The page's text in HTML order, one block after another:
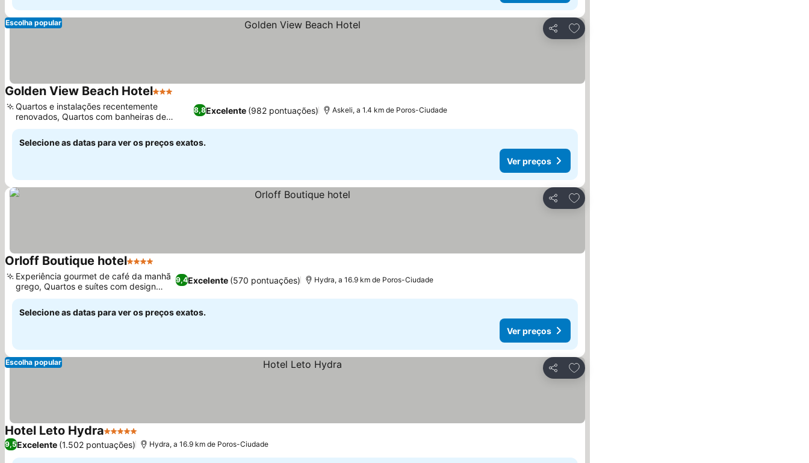
Partilhar
Adicionar aos favoritos
Escolha popular
Golden View Beach Hotel3 Estrelas
8,8Excelente (982 pontuações)
Quartos e instalações recentemente
renovados, Quartos com banheiras de
hidromassagem privativas
Askeli, a 1.4 km de Poros-Ciudade
Selecione as datas para ver os preços exatos.
Ver preços
Partilhar
Adicionar aos favoritos
Orloff Boutique hotel4 Estrelas
9,4Excelente (570 pontuações)
Experiência gourmet de café da manhã
grego, Quartos e suítes com design
individual
Hydra, a 16.9 km de Poros-Ciudade
Selecione as datas para ver os preços exatos.
Ver preços
Partilhar
Adicionar aos favoritos
Escolha popular
Hotel Leto Hydra5 Estrelas
9,5Excelente (1.502 pontuações) Hydra, a 16.9 km de Poros-Ciudade